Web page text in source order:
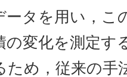
ータを用い，こ
の変化を測定す
ため，従来の手